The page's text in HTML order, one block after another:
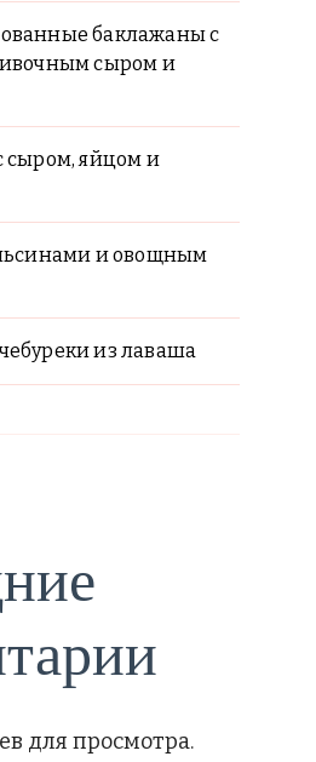
баклажаны с
сыром и
сыром, яйцом и
и овощным
из лаваша
для просмотра.